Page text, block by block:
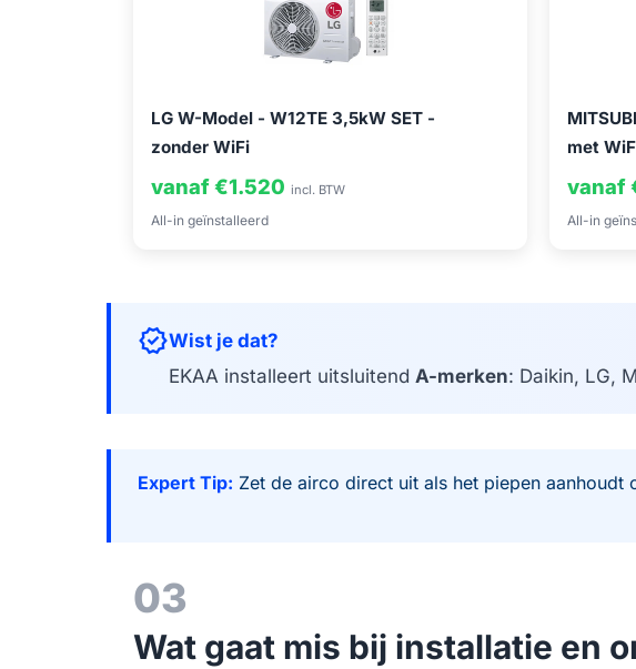
LG W-Model - W12TE 3,5kW SET -
zonder WiFi
vanaf €1.520 incl. BTW
All-in geïnstalleerd
met
vanaf
All-in
verifiedWist je dat?
EKAA installeert uitsluitend A-merken: Daikin, LG,
Expert Tip: Zet de airco direct uit als het piepen
03
Wat gaat mis bij installatie en